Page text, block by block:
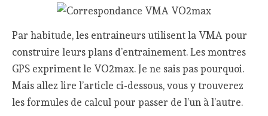
Par habitude, les entraineurs utilisent la VMA pour
construire leurs plans d’entrainement. Les montres
GPS expriment le VO2max. Je ne sais pas pourquoi.
Mais allez lire l’article ci-dessous, vous y trouverez
les formules de calcul pour passer de l’un à l’autre.